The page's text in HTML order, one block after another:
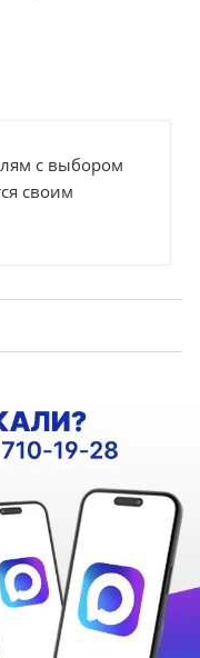
с выбором
своим